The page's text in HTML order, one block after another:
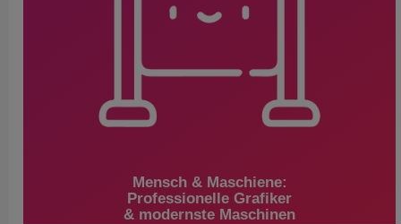
Mensch & Maschiene:
Professionelle Grafiker
& modernste Maschinen